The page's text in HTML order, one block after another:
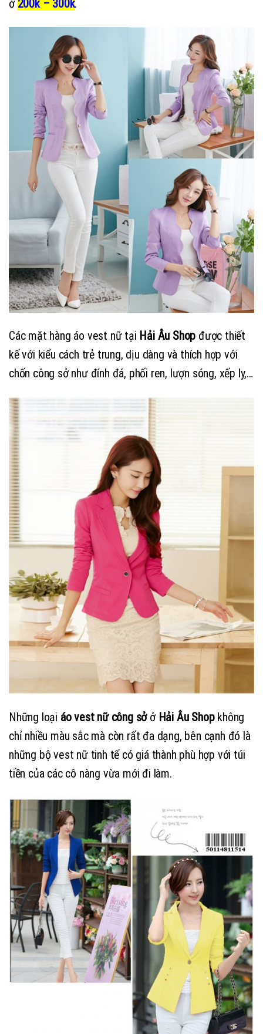
ở 200k – 300k.
Các mặt hàng áo vest nữ tại Hải Âu Shop được thiết
kế với kiểu cách trẻ trung, dịu dàng và thích hợp với
chốn công sở như đính đá, phối ren, lượn sóng, xếp ly,…
Những loại áo vest nữ công sởở Hải Âu Shopkhông
chỉ nhiều màu sắc mà còn rất đa dạng, bên cạnh đó là
những bộ vest nữ tinh tế có giá thành phù hợp với túi
tiền của các cô nàng vừa mới đi làm.